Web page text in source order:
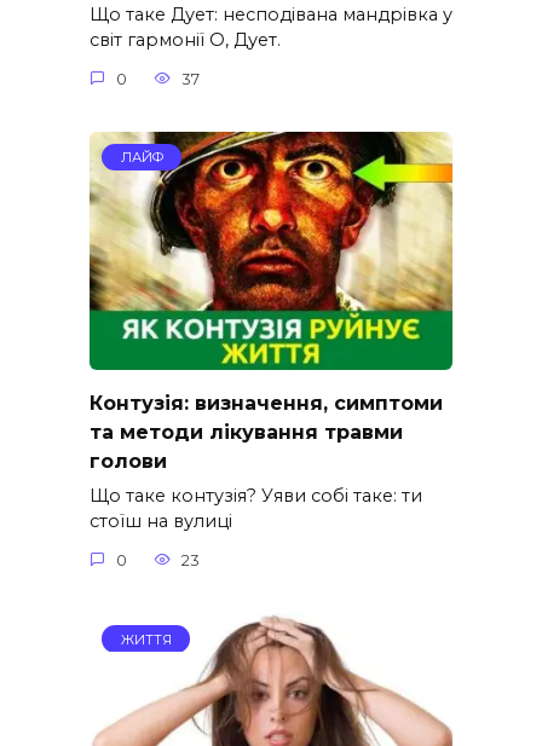
Що таке Дует: несподівана мандрівка у
світ гармонії О, Дует.
0 37
ЛАЙФ
Контузія: визначення, симптоми
та методи лікування травми
голови
Що таке контузія? Уяви собі таке: ти
стоїш на вулиці
0 23
ЖИТТЯ